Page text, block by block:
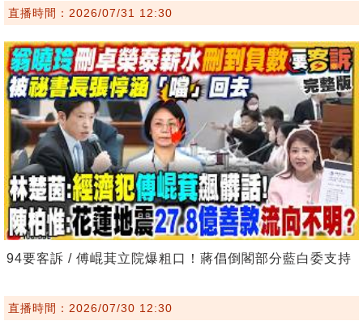
直播時間：2026/07/31 12:30
94要客訴 / 傅崐萁立院爆粗口！蔣倡倒閣部分藍白委支持
直播時間：2026/07/30 12:30